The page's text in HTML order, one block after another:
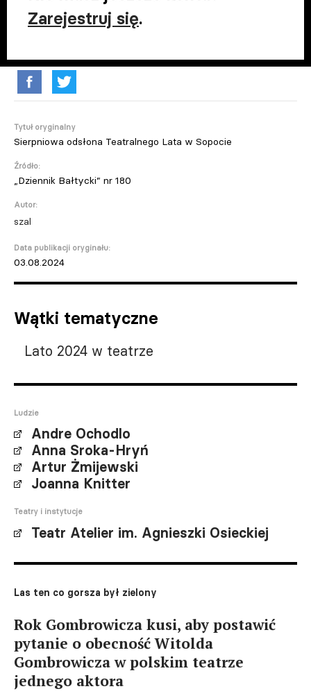
Zarejestruj się.
Tytuł oryginalny
Sierpniowa odsłona Teatralnego Lata w Sopocie
Źródło:
„Dziennik Bałtycki” nr 180
Autor:
szal
Data publikacji oryginału:
03.08.2024
Wątki tematyczne
Lato 2024 w teatrze
Ludzie
Andre Ochodlo
Anna Sroka-Hryń
Artur Żmijewski
Joanna Knitter
Teatry i instytucje
Teatr Atelier im. Agnieszki Osieckiej
Las ten co gorsza był zielony
Rok Gombrowicza kusi, aby postawić
pytanie o obecność Witolda
Gombrowicza w polskim teatrze
jednego aktora